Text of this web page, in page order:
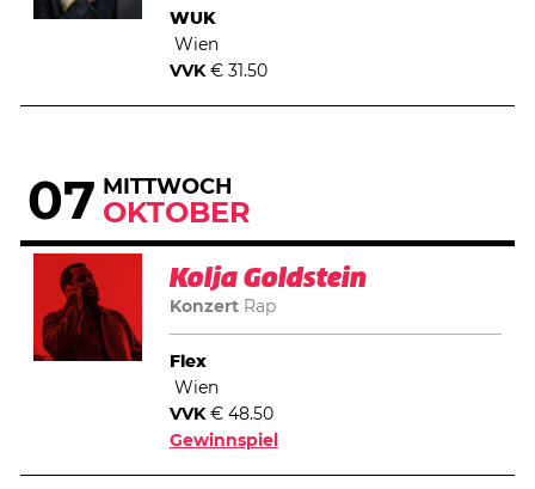
WUK
Wien
VVK€ 31.50
07 MITTWOCH
OKTOBER
Kolja Goldstein
Konzert Rap
Flex
Wien
VVK€ 48.50
Gewinnspiel